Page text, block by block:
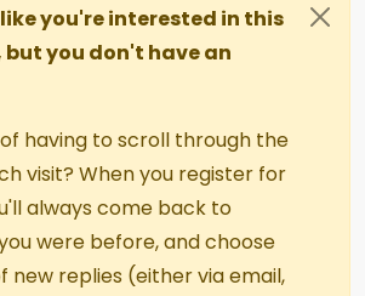
you're interested in this
you don't have an
having to scroll through the
visit? When you register for
always come back to
were before, and choose
new replies (either via email,